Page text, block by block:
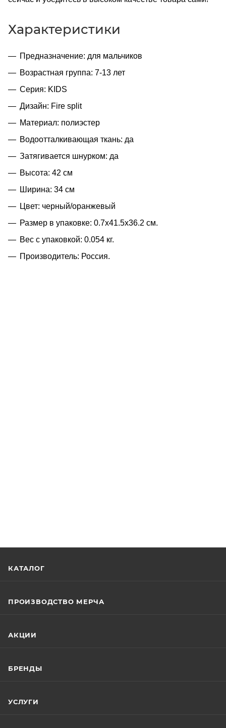
Характеристики
Предназначение: для мальчиков
Возрастная группа: 7-13 лет
Серия: KIDS
Дизайн: Fire split
Материал: полиэстер
Водоотталкивающая ткань: да
Затягивается шнурком: да
Высота: 42 см
Ширина: 34 см
Цвет: черный/оранжевый
Размер в упаковке: 0.7x41.5x36.2 см.
Вес с упаковкой: 0.054 кг.
Производитель: Россия.
КАТАЛОГ
ПРОИЗВОДСТВО МЕРЧА
АКЦИИ
БРЕНДЫ
УСЛУГИ